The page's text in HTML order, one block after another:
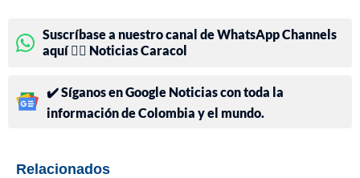
Suscríbase a nuestro canal de WhatsApp Channels
aquí 👉🏻 Noticias Caracol
✔️ Síganos en Google Noticias con toda la
información de Colombia y el mundo.
Relacionados